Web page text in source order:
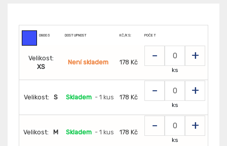
08003 DOSTUPNOST KČ/KS: POČET
Velikost:
XS
Není skladem 178 Kč - +
ks
Velikost: S Skladem - 1 kus 178 Kč - +
ks
Velikost: M Skladem - 1 kus 178 Kč - +
ks